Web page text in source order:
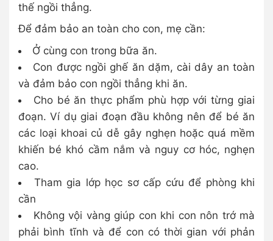
thế ngồi thẳng.
Để đảm bảo an toàn cho con, mẹ cần:
Ở cùng con trong bữa ăn.
Con được ngồi ghế ăn dặm, cài dây an toàn
và đảm bảo con ngồi thẳng khi ăn.
Cho bé ăn thực phẩm phù hợp với từng giai
đoạn. Ví dụ giai đoạn đầu không nên để bé ăn
các loại khoai củ dễ gây nghẹn hoặc quá mềm
khiến bé khó cầm nắm và nguy cơ hóc, nghẹn
cao.
Tham gia lớp học sơ cấp cứu để phòng khi
cần
Không vội vàng giúp con khi con nôn trớ mà
phải bình tĩnh và để con có thời gian với phản